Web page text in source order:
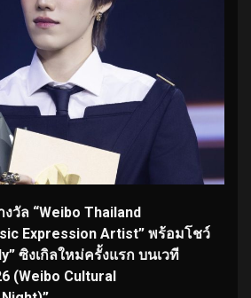
งวัล “Weibo Thailand
Expression Artist” พร้อมโชว์
ซิงเกิลใหม่ครั้งแรก บนเวที
(Weibo Cultural